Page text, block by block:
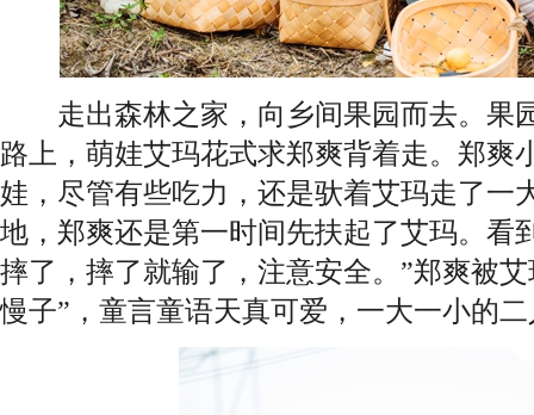
走出森林之家，向乡间果园而去。果
路上，萌娃艾玛花式求郑爽背着走。郑爽
娃，尽管有些吃力，还是驮着艾玛走了一
地，郑爽还是第一时间先扶起了艾玛。看
摔了，摔了就输了，注意安全。”郑爽被
慢子”，童言童语天真可爱，一大一小的